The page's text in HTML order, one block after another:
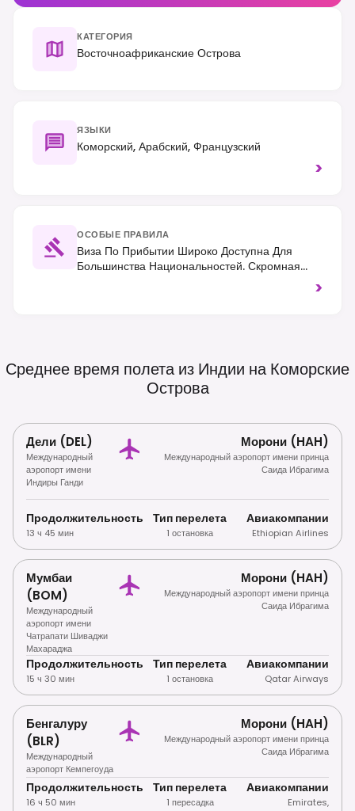
КАТЕГОРИЯ
Восточноафриканские Острова
ЯЗЫКИ
Коморский, Арабский, Французский
>
ОСОБЫЕ ПРАВИЛА
Виза По Прибытии Широко Доступна Для
Большинства Национальностей. Скромная
>
Среднее время полета из Индии на Коморские
Острова
Дели (DEL)
Международный
аэропорт имени
Индиры Ганди
Морони (HAH)
Международный аэропорт имени принца
Саида Ибрагима
Продолжительность
13 ч 45 мин
Тип перелета
1 остановка
Авиакомпании
Ethiopian Airlines
Мумбаи
(BOM)
Международный
аэропорт имени
Чатрапати Шиваджи
Махараджа
Морони (HAH)
Международный аэропорт имени принца
Саида Ибрагима
Продолжительность
15 ч 30 мин
Тип перелета
1 остановка
Авиакомпании
Qatar Airways
Бенгалуру
(BLR)
Международный
аэропорт Кемпегоуда
Морони (HAH)
Международный аэропорт имени принца
Саида Ибрагима
Продолжительность
16 ч 50 мин
Тип перелета
1 пересадка
Авиакомпании
Emirates,